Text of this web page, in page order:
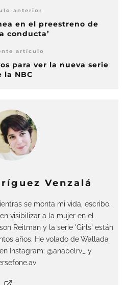
anterior
en el preestreno de
conducta’
artículo
para ver la nueva serie
la NBC
Venzalá
se monta mi vida, escribo.
visibilizar a la mujer en el
Reitman y la serie 'Girls' están
años. He volado de Wallada
Instagram: @anabelrv_ y